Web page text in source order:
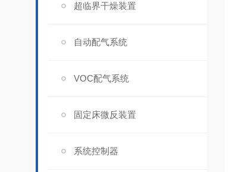
超临界干燥装置
自动配气系统
VOC配气系统
固定床微反装置
系统控制器